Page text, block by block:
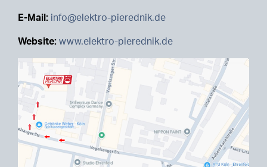
E-Mail: info@elektro-pierednik.de
Website: www.elektro-pierednik.de